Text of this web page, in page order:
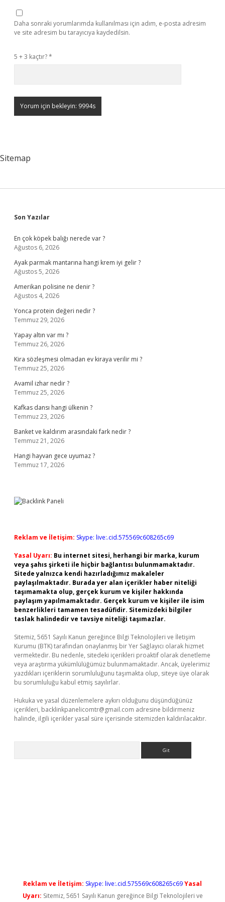
Daha sonraki yorumlarımda kullanılması için adım, e-posta adresim
ve site adresim bu tarayıcıya kaydedilsin.
5 + 3 kaçtır?*
Sitemap
Sidebar
Son Yazılar
En çok köpek balığı nerede var ?
Ağustos 6, 2026
Ayak parmak mantarına hangi krem iyi gelir ?
Ağustos 5, 2026
Amerikan polisine ne denir ?
Ağustos 4, 2026
Yonca protein değeri nedir ?
Temmuz 29, 2026
Yapay altın var mı ?
Temmuz 26, 2026
Kira sözleşmesi olmadan ev kiraya verilir mi ?
Temmuz 25, 2026
Avamil izhar nedir ?
Temmuz 25, 2026
Kafkas dansı hangi ülkenin ?
Temmuz 23, 2026
Banket ve kaldırım arasındaki fark nedir ?
Temmuz 21, 2026
Hangi hayvan gece uyumaz ?
Temmuz 17, 2026
Reklam ve İletişim: Skype: live:.cid.575569c608265c69
Yasal Uyarı: Bu internet sitesi, herhangi bir marka, kurum
veya şahıs şirketi ile hiçbir bağlantısı bulunmamaktadır.
Sitede yalnızca kendi hazırladığımız makaleler
paylaşılmaktadır. Burada yer alan içerikler haber niteliği
taşımamakta olup, gerçek kurum ve kişiler hakkında
paylaşım yapılmamaktadır. Gerçek kurum ve kişiler ile isim
benzerlikleri tamamen tesadüfidir. Sitemizdeki bilgiler
taslak halindedir ve tavsiye niteliği taşımazlar.
Sitemiz, 5651 Sayılı Kanun gereğince Bilgi Teknolojileri ve İletişim
Kurumu (BTK) tarafından onaylanmış bir Yer Sağlayıcı olarak hizmet
vermektedir. Bu nedenle, sitedeki içerikleri proaktif olarak denetleme
veya araştırma yükümlülüğümüz bulunmamaktadır. Ancak, üyelerimiz
yazdıkları içeriklerin sorumluluğunu taşımakta olup, siteye üye olarak
bu sorumluluğu kabul etmiş sayılırlar.
Hukuka ve yasal düzenlemelere aykırı olduğunu düşündüğünüz
içerikleri, backlinkpanelicomtr@gmail.com adresine bildirmeniz
halinde, ilgili içerikler yasal süre içerisinde sitemizden kaldırılacaktır.
Reklam ve İletişim: Skype: live:.cid.575569c608265c69Yasal
Uyarı: Sitemiz, 5651 Sayılı Kanun gereğince Bilgi Teknolojileri ve